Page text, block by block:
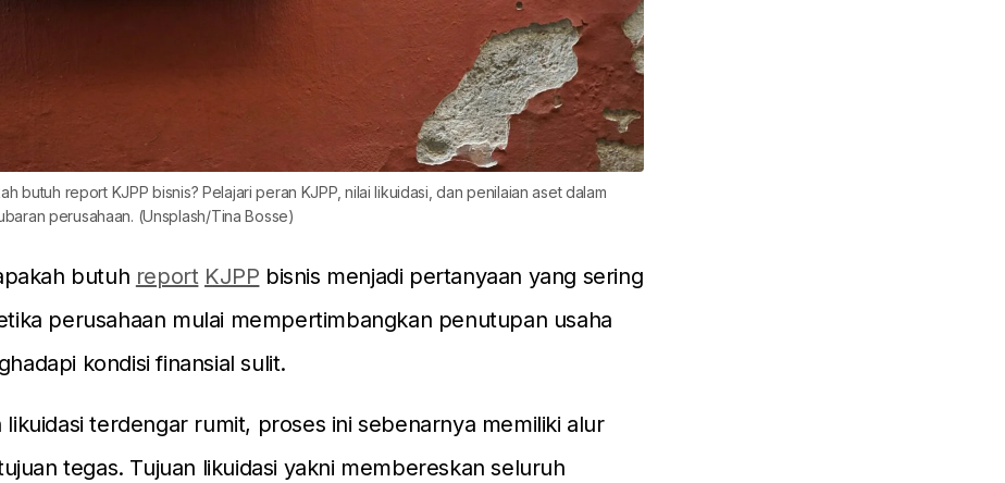
butuh report KJPP bisnis? Pelajari peran KJPP, nilai likuidasi, dan penilaian aset dalam
perusahaan. (Unsplash/Tina Bosse)
butuh report KJPP bisnis menjadi pertanyaan yang sering
perusahaan mulai mempertimbangkan penutupan usaha
kondisi finansial sulit.
likuidasi terdengar rumit, proses ini sebenarnya memiliki alur
tegas. Tujuan likuidasi yakni membereskan seluruh